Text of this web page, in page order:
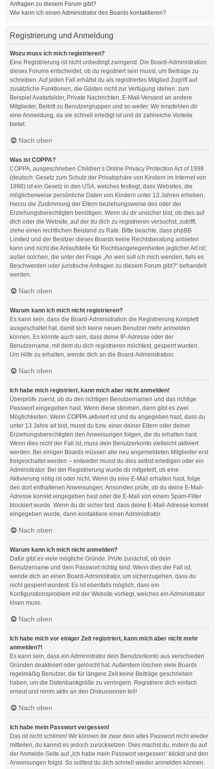
Anfragen zu diesem Forum gibt?
Wie kann ich einen Administrator des Boards kontaktieren?
Registrierung und Anmeldung
Wozu muss ich mich registrieren?
Eine Registrierung ist nicht unbedingt zwingend. Die Board-Administration
dieses Forums entscheidet, ob du registriert sein musst, um Beiträge zu
schreiben. Auf jeden Fall erhältst du als registriertes Mitglied Zugriff auf
zusätzliche Funktionen, die Gästen nicht zur Verfügung stehen: zum
Beispiel Avatarbilder, Private Nachrichten, E-Mail-Versand an andere
Mitglieder, Beitritt zu Benutzergruppen und so weiter. Wir empfehlen dir
eine Anmeldung, da sie schnell erledigt ist und dir zahlreiche Vorteile
bietet.
Nach oben
Was ist COPPA?
COPPA, ausgeschrieben Children’s Online Privacy Protection Act of 1998
(deutsch: Gesetz zum Schutz der Privatsphäre von Kindern im Internet von
1998) ist ein Gesetz in den USA, welches festlegt, dass Websites, die
möglicherweise persönliche Daten von Kindern unter 13 Jahren erheben,
hierzu die Zustimmung der Eltern beziehungsweise des oder der
Erziehungsberechtigten benötigen. Wenn du dir unsicher bist, ob dies auf
dich oder die Website, auf der du dich zu registrieren versuchst, zutrifft,
ziehe einen rechtlichen Beistand zu Rate. Bitte beachte, dass phpBB
Limited und der Besitzer dieses Boards keine Rechtsberatung anbieten
kann und nicht die Anlaufstelle für Rechtsangelegenheiten jeglicher Art ist;
außer solchen, die unter der Frage „An wen soll ich mich wenden, falls es
Beschwerden oder juristische Anfragen zu diesem Forum gibt?“ behandelt
werden.
Nach oben
Warum kann ich mich nicht registrieren?
Es kann sein, dass die Board-Administration die Registrierung komplett
ausgeschaltet hat, damit sich keine neuen Benutzer mehr anmelden
können. Es könnte auch sein, dass deine IP-Adresse oder der
Benutzername, mit dem du dich registrieren möchtest, gesperrt wurden.
Um Hilfe zu erhalten, wende dich an die Board-Administration.
Nach oben
Ich habe mich registriert, kann mich aber nicht anmelden!
Überprüfe zuerst, ob du den richtigen Benutzernamen und das richtige
Passwort eingegeben hast. Wenn diese stimmen, dann gibt es zwei
Möglichkeiten. Wenn COPPA aktiviert ist und du angegeben hast, dass du
unter 13 Jahre alt bist, musst du bzw. einer deiner Eltern oder deiner
Erziehungsberechtigten den Anweisungen folgen, die du erhalten hast.
Wenn dies nicht der Fall ist, muss dein Benutzerkonto vielleicht aktiviert
werden. Bei einigen Boards müssen alle neu angemeldeten Mitglieder erst
freigeschaltet werden – entweder musst du dies selbst erledigen oder ein
Administrator. Bei der Registrierung wurde dir mitgeteilt, ob eine
Aktivierung nötig ist oder nicht. Wenn du eine E-Mail erhalten hast, folge
den dort enthaltenen Anweisungen. Ansonsten prüfe, ob du deine E-Mail-
Adresse korrekt eingegeben hast oder die E-Mail von einem Spam-Filter
blockiert wurde. Wenn du dir sicher bist, dass deine E-Mail-Adresse korrekt
eingegeben wurde, dann kontaktiere einen Administrator.
Nach oben
Warum kann ich mich nicht anmelden?
Dafür gibt es viele mögliche Gründe. Prüfe zunächst, ob dein
Benutzername und dein Passwort richtig sind. Wenn dies der Fall ist,
wende dich an einen Board-Administrator, um sicherzugehen, dass du
nicht gesperrt wurdest. Es ist ebenfalls möglich, dass ein
Konfigurationsproblem mit der Website vorliegt, welches ein Administrator
lösen muss.
Nach oben
Ich habe mich vor einiger Zeit registriert, kann mich aber nicht mehr
anmelden?!
Es kann sein, dass ein Administrator dein Benutzerkonto aus verschieden
Gründen deaktiviert oder gelöscht hat. Außerdem löschen viele Boards
regelmäßig Benutzer, die für längere Zeit keine Beiträge geschrieben
haben, um die Datenbankgröße zu verringern. Registriere dich einfach
erneut und nimm aktiv an den Diskussionen teil!
Nach oben
Ich habe mein Passwort vergessen!
Das ist nicht schlimm! Wir können dir zwar dein altes Passwort nicht wieder
mitteilen, du kannst es jedoch zurücksetzen. Dies machst du, indem du auf
der Anmelde-Seite auf „Ich habe mein Passwort vergessen“ klickst und den
Anweisungen folgst. So solltest du dich schnell wieder anmelden können.